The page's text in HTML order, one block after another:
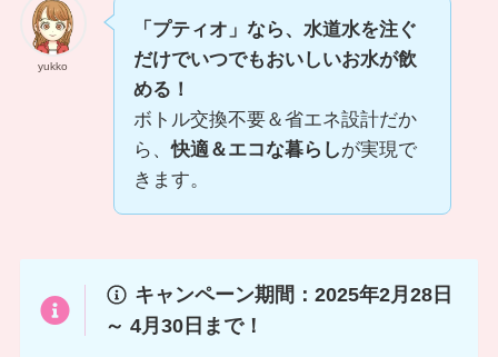
yukko
「プティオ」なら、水道水を注ぐ
だけでいつでもおいしいお水が飲
める！
ボトル交換不要＆省エネ設計だか
ら、快適＆エコな暮らしが実現で
きます。
キャンペーン期間：2025年2月28日
～ 4月30日まで！